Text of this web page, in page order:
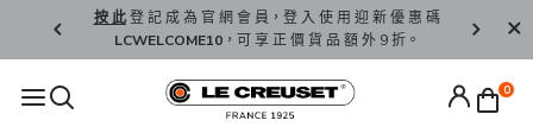
按 此登 記 成 為 官 網 會 員，登 入 使 用 迎 新 優 惠 碼
LCWELCOME10，可 享 正 價 貨 品 額 外 9 折。
香 港 / 澳
0